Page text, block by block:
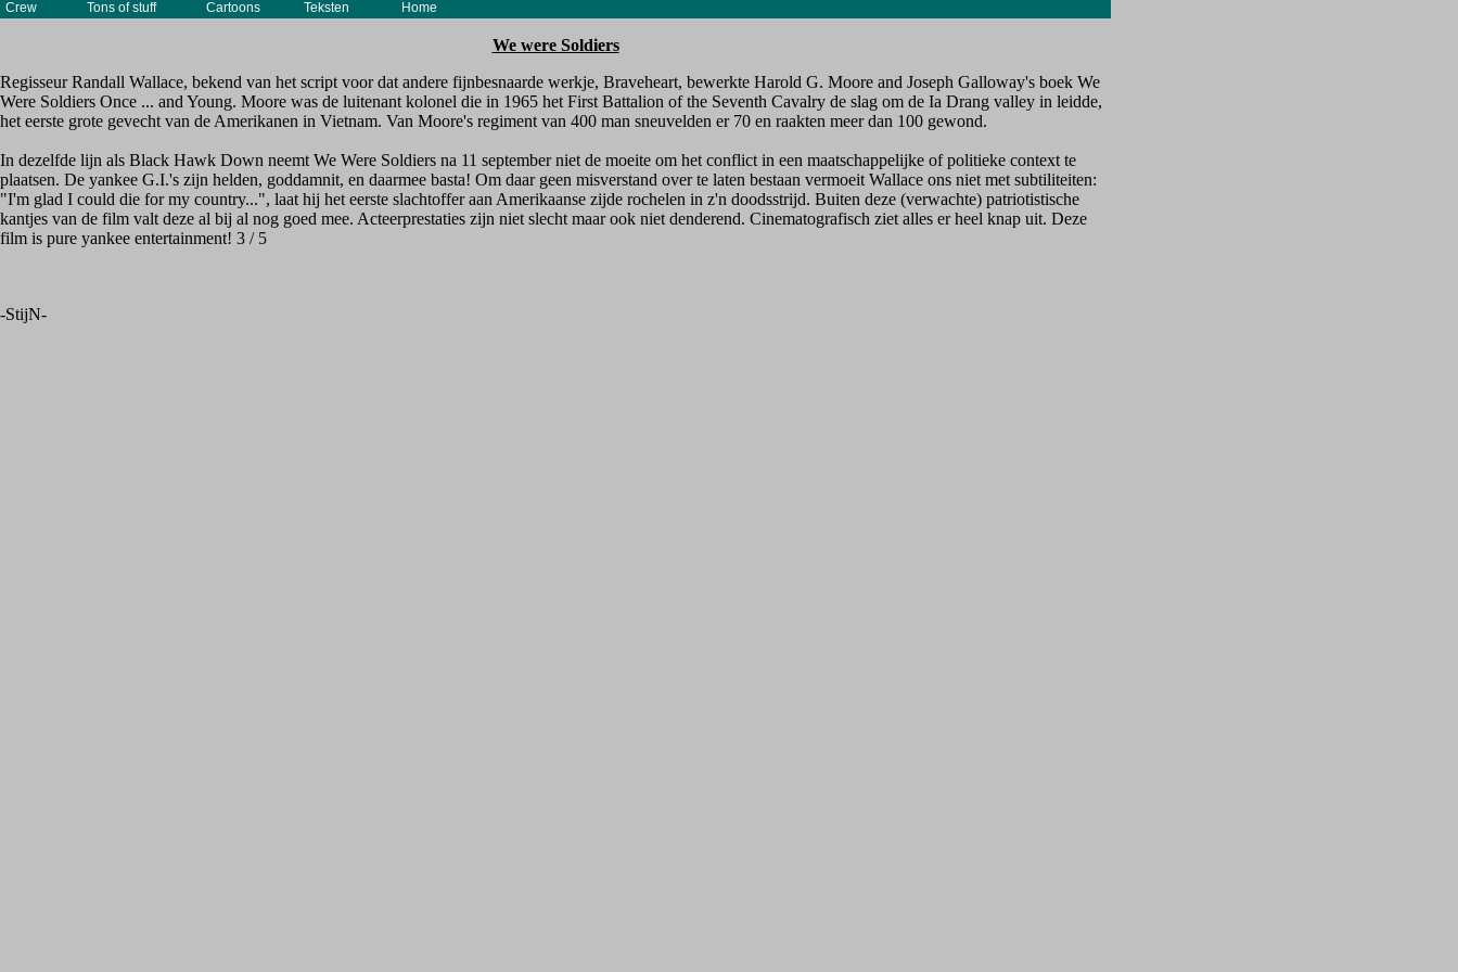
We were Soldiers
Regisseur Randall Wallace, bekend van het script voor dat andere fijnbesnaarde werkje, Braveheart, bewerkte Harold G. Moore and Joseph Galloway's boek We
Were Soldiers Once ... and Young. Moore was de luitenant kolonel die in 1965 het First Battalion of the Seventh Cavalry de slag om de Ia Drang valley in leidde,
het eerste grote gevecht van de Amerikanen in Vietnam. Van Moore's regiment van 400 man sneuvelden er 70 en raakten meer dan 100 gewond.
In dezelfde lijn als Black Hawk Down neemt We Were Soldiers na 11 september niet de moeite om het conflict in een maatschappelijke of politieke context te
plaatsen. De yankee G.I.'s zijn helden, goddamnit, en daarmee basta! Om daar geen misverstand over te laten bestaan vermoeit Wallace ons niet met subtiliteiten:
"I'm glad I could die for my country...", laat hij het eerste slachtoffer aan Amerikaanse zijde rochelen in z'n doodsstrijd. Buiten deze (verwachte) patriotistische
kantjes van de film valt deze al bij al nog goed mee. Acteerprestaties zijn niet slecht maar ook niet denderend. Cinematografisch ziet alles er heel knap uit. Deze
film is pure yankee entertainment! 3 / 5
-StijN-
Crew Tons of stuff Cartoons Teksten Home